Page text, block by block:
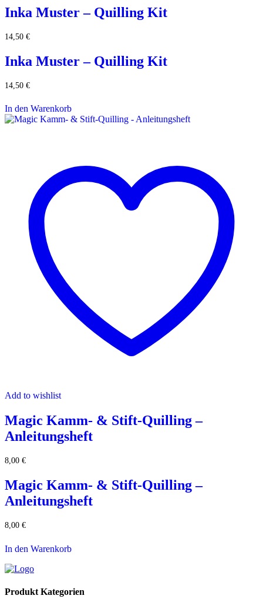
Inka Muster – Quilling Kit
14,50 €
Inka Muster – Quilling Kit
14,50 €
In den Warenkorb
Add to wishlist
Magic Kamm- & Stift-Quilling –
Anleitungsheft
8,00 €
Magic Kamm- & Stift-Quilling –
Anleitungsheft
8,00 €
In den Warenkorb
Produkt Kategorien